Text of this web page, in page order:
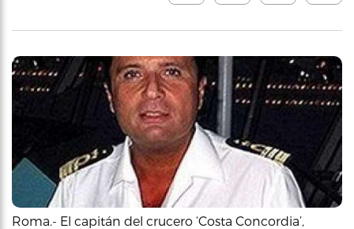
Roma.- El capitán del crucero ‘Costa Concordia’,